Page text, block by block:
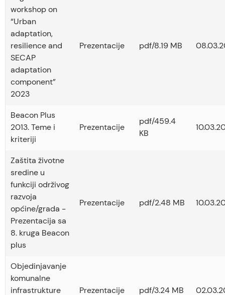
workshop on
“Urban
adaptation,
resilience and
SECAP
adaptation
component”
2023
Prezentacije pdf/8.19 MB
Beacon Plus
2013. Teme i
kriteriji
Prezentacije
pdf/459.4
KB
Zaštita životne
sredine u
funkciji održivog
razvoja
općine/grada -
Prezentacija sa
8. kruga Beacon
plus
Prezentacije pdf/2.48 MB
Objedinjavanje
komunalne
infrastrukture
Prezentacije pdf/3.24 MB